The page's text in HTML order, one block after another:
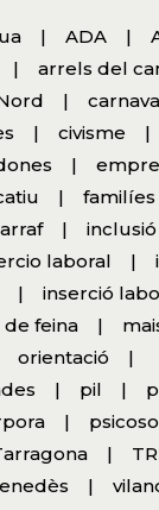
ADA
arrels del
civisme
familíes
inclusió
laboral
inserció
feina
orientació
pil